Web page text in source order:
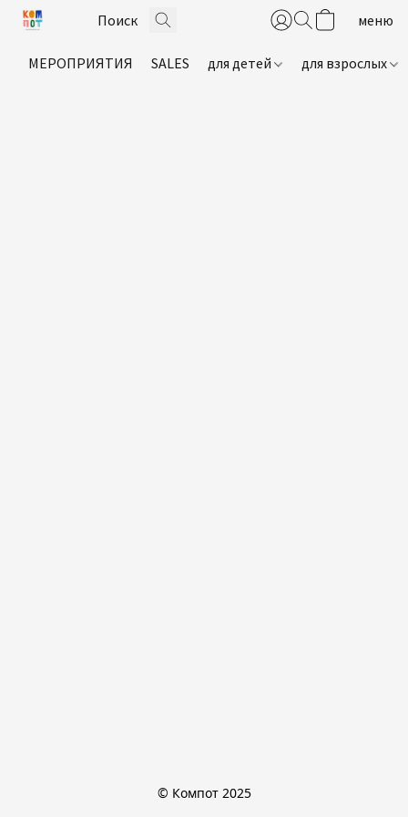
МЕРОПРИЯТИЯ SALES для детей для взрослых
© Компот 2025